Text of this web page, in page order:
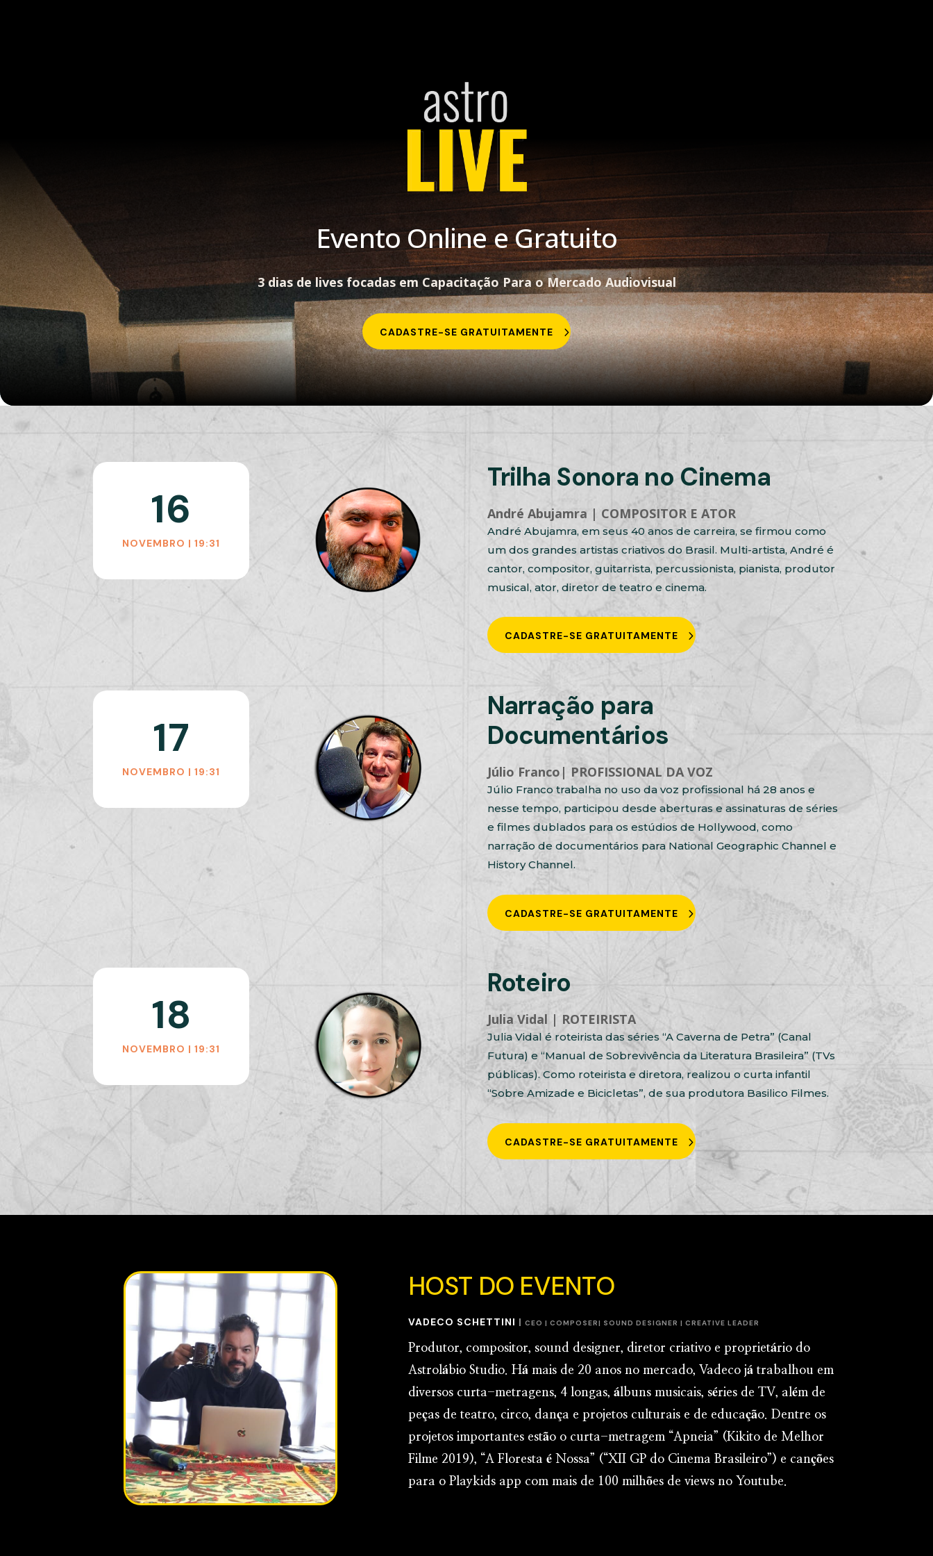
Evento Online e Gratuito
3 dias de lives focadas em Capacitação Para o Mercado Audiovisual
CADASTRE-SE GRATUITAMENTE
16
NOVEMBRO | 19:31
Trilha Sonora no Cinema
André Abujamra | COMPOSITOR E ATOR
André Abujamra, em seus 40 anos de carreira, se firmou como
um dos grandes artistas criativos do Brasil. Multi-artista, André é
cantor, compositor, guitarrista, percussionista, pianista, produtor
musical, ator, diretor de teatro e cinema.
CADASTRE-SE GRATUITAMENTE
17
NOVEMBRO | 19:31
Narração para
Documentários
Júlio Franco| PROFISSIONAL DA VOZ
Júlio Franco trabalha no uso da voz profissional há 28 anos e
nesse tempo, participou desde aberturas e assinaturas de séries
e filmes dublados para os estúdios de Hollywood, como
narração de documentários para National Geographic Channel e
History Channel.
CADASTRE-SE GRATUITAMENTE
18
NOVEMBRO | 19:31
Roteiro
Julia Vidal | ROTEIRISTA
Julia Vidal é roteirista das séries “A Caverna de Petra” (Canal
Futura) e “Manual de Sobrevivência da Literatura Brasileira” (TVs
públicas). Como roteirista e diretora, realizou o curta infantil
“Sobre Amizade e Bicicletas”, de sua produtora Basilico Filmes.
CADASTRE-SE GRATUITAMENTE
HOST DO EVENTO
VADECO SCHETTINI |CEO | COMPOSER| SOUND DESIGNER | CREATIVE LEADER
Produtor, compositor, sound designer, diretor criativo e proprietário do
Astrolábio Studio. Há mais de 20 anos no mercado, Vadeco já trabalhou em
diversos curta-metragens, 4 longas, álbuns musicais, séries de TV, além de
peças de teatro, circo, dança e projetos culturais e de educação. Dentre os
projetos importantes estão o curta-metragem “Apneia” (Kikito de Melhor
Filme 2019), “A Floresta é Nossa” (“XII GP do Cinema Brasileiro”) e canções
para o Playkids app com mais de 100 milhões de views no Youtube.